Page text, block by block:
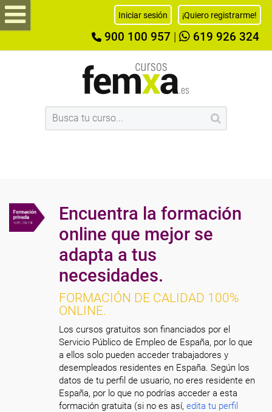
Iniciar sesión ¡Quiero registrarme!
900 100 957 619 926 324
Encuentra la formación
online que mejor se
adapta a tus
necesidades.
FORMACIÓN DE CALIDAD 100%
ONLINE.
Los cursos gratuitos son financiados por el
Servicio Público de Empleo de España, por lo que
a ellos solo pueden acceder trabajadores y
desempleados residentes en España. Según los
datos de tu perfil de usuario, no eres residente en
España, por lo que no podrías acceder a esta
formación gratuita (si no es así,edita tu perfil